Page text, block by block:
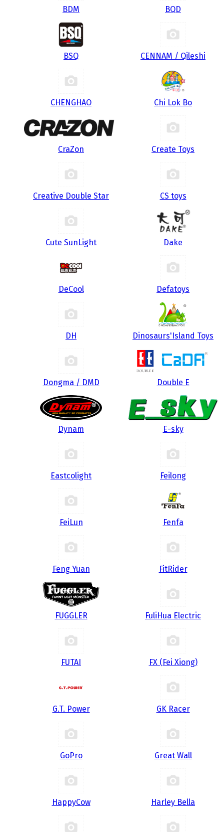
BDM BQD
BSQ CENNAM / Qileshi
CHENGHAO Chi Lok Bo
CraZon Create Toys
Creative Double Star CS toys
Cute SunLight Dake
DeCool Defatoys
DH Dinosaurs'Island Toys
Dongma / DMD Double E
Dynam E-sky
Eastcolight Feilong
FeiLun Fenfa
Feng Yuan FitRider
FUGGLER FuliHua Electric
FUTAI FX (Fei Xiong)
G.T. Power GK Racer
GoPro Great Wall
HappyCow Harley Bella